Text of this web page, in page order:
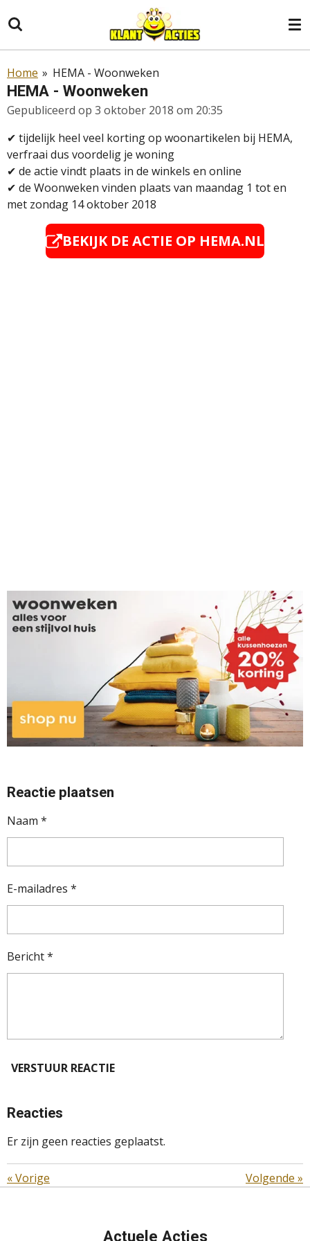
direct
naar
hoofdinhoud
Home » HEMA - Woonweken
HEMA - Woonweken
Gepubliceerd op 3 oktober 2018 om 20:35
✔ tijdelijk heel veel korting op woonartikelen bij HEMA,
verfraai dus voordelig je woning
✔ de actie vindt plaats in de winkels en online
✔ de Woonweken vinden plaats van maandag 1 tot en
met zondag 14 oktober 2018
BEKIJK DE ACTIE OP HEMA.NL
Reactie plaatsen
Naam *
E-mailadres *
Bericht *
VERSTUUR REACTIE
Reacties
Er zijn geen reacties geplaatst.
«Vorige Volgende »
Actuele Acties